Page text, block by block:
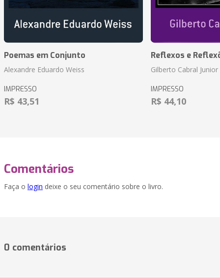
Poemas em Conjunto
Alexandre Eduardo Weiss
IMPRESSO
R$ 43,51
Reflexos e
Gilberto Cabral Junior
IMPRESSO
R$ 44,10
Comentários
Faça o login deixe o seu comentário sobre o livro.
0 comentários